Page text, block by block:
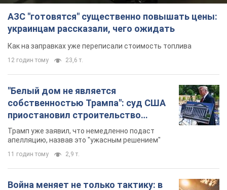
АЗС "готовятся" существенно повышать цены:
украинцам рассказали, чего ожидать
Как на заправках уже переписали стоимость топлива
12 годин тому 23,6 т.
"Белый дом не является
собственностью Трампа": суд США
приостановил строительство
бального зала стоимостью 400 млн
долларов
Трамп уже заявил, что немедленно подаст
апелляцию, назвав это "ужасным решением"
11 годин тому 2,9 т.
Война меняет не только тактику: в